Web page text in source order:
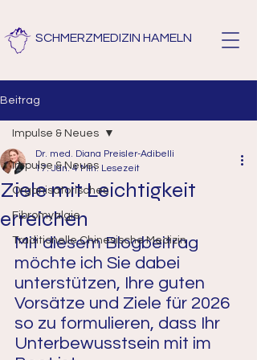
SCHMERZMEDIZIN HAMELN
Beitrag
Impulse & Neues
Organisatorisches
Fibromyalgie
Traditionelle Chinesische Medizin
Impulse & Neues
Ziele mit Leichtigkeit
erreichen
Dr. med. Diana Preisler-Adibelli
17. Jan. 4 Min. Lesezeit
Mit diesem Blogbeitrag
möchte ich Sie dabei
unterstützen, Ihre guten
Vorsätze und Ziele für 2026
so zu formulieren, dass Ihr
Unterbewusstsein mit im